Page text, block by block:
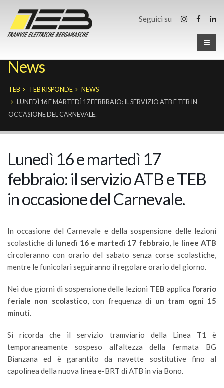
Seguici su
News
TEB TEB RISPONDE
NEWS
LUNEDÌ 16 E MARTEDÌ 17 FEBBRAIO: IL SERVIZIO ATB E TEB IN
OCCASIONE DEL CARNEVALE.
Lunedì 16 e martedì 17
febbraio: il servizio ATB e TEB
in occasione del Carnevale.
In occasione del Carnevale e della sospensione delle lezioni
scolastiche di lunedì 16 e martedì 17 febbraio, le linee ATB
circoleranno con orario del sabato senza corse scolastiche,
mentre le funicolari seguiranno il regolare orario del giorno.
Nei due giorni di sospensione delle lezioni TEBapplica l’orario
feriale non scolastico, con frequenza di un tram ogni 15
minuti.
Si ricorda che il servizio tramviario della Linea T1 è
temporaneamente sospeso all’altezza della fermata BG
Bianzana ed è garantito da navette sostitutive fino al
capolinea della nuova linea e-BRT di ATB in via Bono.